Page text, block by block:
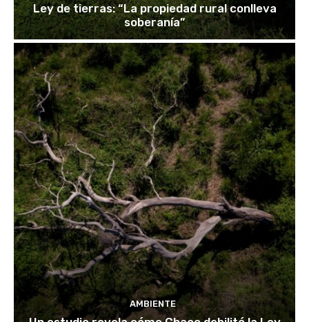
Ley de tierras: “La propiedad rural conlleva
soberanía”
AMBIENTE